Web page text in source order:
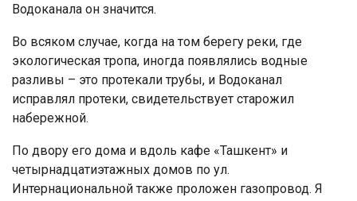
Водоканала он значится.
Во всяком случае, когда на том берегу реки, где
экологическая тропа, иногда появлялись водные
разливы – это протекали трубы, и Водоканал
исправлял протеки, свидетельствует старожил
набережной.
По двору его дома и вдоль кафе «Ташкент» и
четырнадцатиэтажных домов по ул.
Интернациональной также проложен газопровод. Я